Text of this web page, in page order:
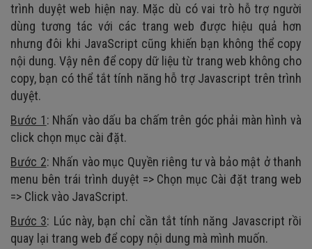
trình duyệt web hiện nay. Mặc dù có vai trò hỗ trợ người
dùng tương tác với các trang web được hiệu quả hơn
nhưng đôi khi JavaScript cũng khiến bạn không thể copy
nội dung. Vậy nên để copy dữ liệu từ trang web không cho
copy, bạn có thể tắt tính năng hỗ trợ Javascript trên trình
duyệt.
Bước 1: Nhấn vào dấu ba chấm trên góc phải màn hình và
click chọn mục cài đặt.
Bước 2: Nhấn vào mục Quyền riêng tư và bảo mật ở thanh
menu bên trái trình duyệt => Chọn mục Cài đặt trang web
=> Click vào JavaScript.
Bước 3: Lúc này, bạn chỉ cần tắt tính năng Javascript rồi
quay lại trang web để copy nội dung mà mình muốn.